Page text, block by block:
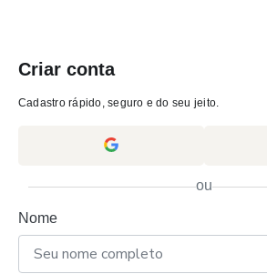
Criar conta
Cadastro rápido, seguro e do seu jeito.
ou
Nome